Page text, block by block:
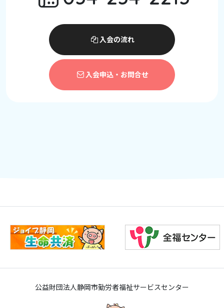
入会の流れ
入会申込・お問合せ
公益財団法人静岡市勤労者福祉サービスセンター